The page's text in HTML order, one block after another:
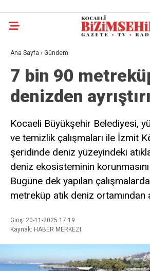
Ana Sayfa › Gündem
7 bin 90
denizden
Kocaeli Büyükşehir Belediyesi,
ve temizlik çalışmaları ile İzmit
şeridinde deniz yüzeyindeki
deniz ekosisteminin
Bugüne dek yapılan
metreküp atık deniz ortamından
Giriş: 20-11-2025 17:19
Kaynak: HABER MERKEZI